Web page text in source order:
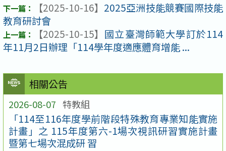
相關公告
2026-08-07 特教組
「114至116年度學前階段特殊教育專業知能實施
計畫」之 115年度第六-1場次視訊研習實施計畫
暨第七場次混成研 習
【2025-10-16】 2025亞洲技能競賽國際技能
教育研討會​
【2025-10-15】 國立臺灣師範大學訂於114
年11月2日辦理「114學年度適應體育增能 ...